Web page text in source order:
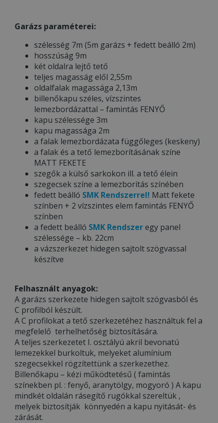
Garázs paraméterei:
szélesség 7m (5m garázs + fedett beálló 2m)
hosszúság 9m
két oldalra lejtő tető
teljes magasság elől 2,55m
oldalfalak magassága 2,13m
billenőkapu széles, vízszintes
lemezbordázattal – famintás FENYŐ
kapu szélessége 3m
kapu magassága 2m
a falak lemezbordázata függőleges (keskeny)
a falak és a tető lemezborításának színe
MATT FEKETE
szegők a külső sarkokon ill. a tető élein
szegecsek színe a lemezborítás színében
fedett beálló SMK Rendszerrel! Matt fekete
színben + 2 vízszintes elem famintás FENYŐ
színben
a fedett beálló SMK Rendszeregy panel
szélessége – kb. 22cm
a vázszerkezet hidegen sajtolt szögvassal
készítve
Felhasznált anyagok:
A garázs szerkezete hidegen sajtolt szögvasból és
C profilból készült.
A C profilokat a tető szerkezetéhez használtuk fel a
megfelelő terhelhetőség biztosítására.
A teljes szerkezetet I. osztályú akril bevonatú
lemezekkel burkoltuk, melyeket alumínium
szegecsekkel rögzítettünk a szerkezethez.
Billenőkapu – kézi működtetésű ( famintás
színekben pl. : fenyő, aranytölgy, mogyoró ) A kapu
mindkét oldalán rásegítő rugókkal szereltük ,
melyek biztosítják könnyedén a kapu nyitását- és
zárását.